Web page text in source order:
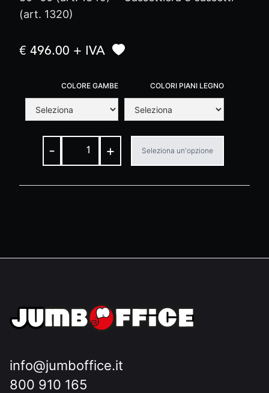
(art. 1320)
€ 496.00 + IVA
COLORE GAMBE COLORI PIANI LEGNO
- + Seleziona un'opzione
info@jumboffice.it
800 910 165